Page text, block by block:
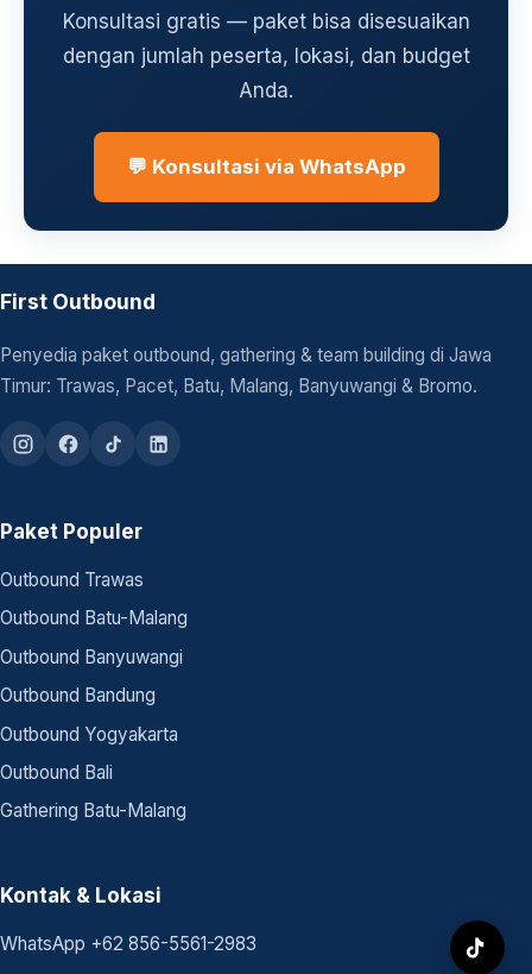
Konsultasi gratis — paket bisa disesuaikan
dengan jumlah peserta, lokasi, dan budget
Anda.
💬 Konsultasi via WhatsApp
First Outbound
Penyedia paket outbound, gathering & team building di Jawa
Timur: Trawas, Pacet, Batu, Malang, Banyuwangi & Bromo.
Paket Populer
Outbound Trawas
Outbound Batu-Malang
Outbound Banyuwangi
Outbound Bandung
Outbound Yogyakarta
Outbound Bali
Gathering Batu-Malang
Kontak & Lokasi
WhatsApp +62 856-5561-2983